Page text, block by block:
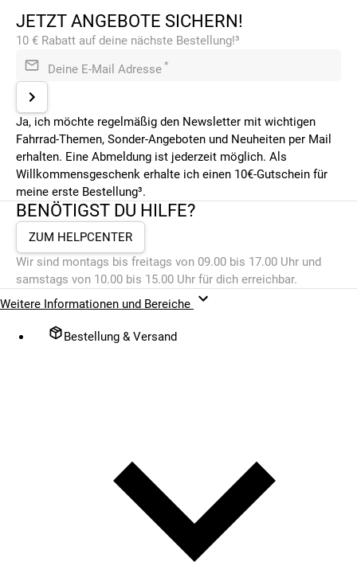
JETZT ANGEBOTE SICHERN!
10 € Rabatt auf deine nächste Bestellung!³
Deine E-Mail Adresse *
Ja, ich möchte regelmäßig den Newsletter mit wichtigen
Fahrrad-Themen, Sonder-Angeboten und Neuheiten per Mail
erhalten. Eine Abmeldung ist jederzeit möglich. Als
Willkommensgeschenk erhalte ich einen 10€-Gutschein für
meine erste Bestellung³.
BENÖTIGST DU HILFE?
ZUM HELPCENTER
Wir sind montags bis freitags von 09.00 bis 17.00 Uhr und
samstags von 10.00 bis 15.00 Uhr für dich erreichbar.
Weitere Informationen und Bereiche
Bestellung & Versand